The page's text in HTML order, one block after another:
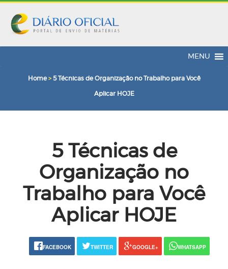
MENU
Home> 5 Técnicas de Organização no Trabalho para Você
Aplicar HOJE
5 Técnicas de
Organização no
Trabalho para Você
Aplicar HOJE
FACEBOOK TWITTER GOOGLE+ WHATSAPP